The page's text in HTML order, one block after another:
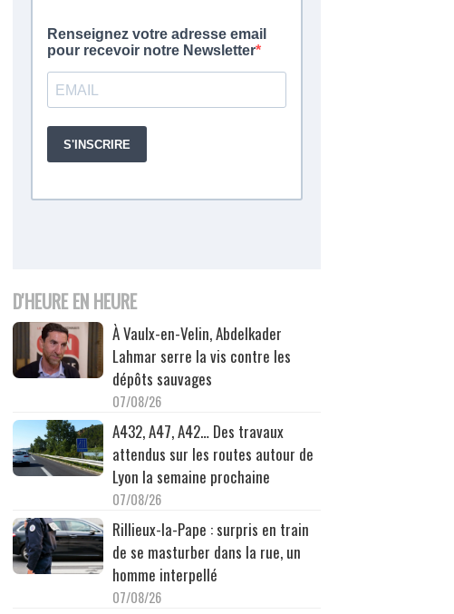
D'HEURE EN HEURE
À Vaulx-en-Velin, Abdelkader
Lahmar serre la vis contre les
dépôts sauvages
07/08/26
A432, A47, A42… Des travaux
attendus sur les routes autour de
Lyon la semaine prochaine
07/08/26
Rillieux-la-Pape : surpris en train
de se masturber dans la rue, un
homme interpellé
07/08/26